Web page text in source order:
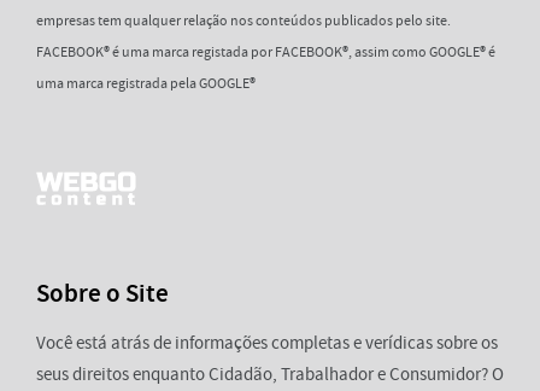
empresas tem qualquer relação nos conteúdos publicados pelo site.
FACEBOOK® é uma marca registada por FACEBOOK®, assim como GOOGLE® é
uma marca registrada pela GOOGLE®
Sobre o Site
Você está atrás de informações completas e verídicas sobre os
seus direitos enquanto Cidadão, Trabalhador e Consumidor? O